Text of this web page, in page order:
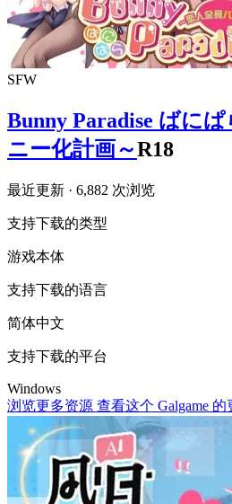
SFW
Bunny Paradise ばに
ニー化計画～R18
最近更新 · 6,882 次浏览
支持下载的类型
游戏本体
支持下载的语言
简体中文
支持下载的平台
Windows
浏览更多资源 查看这个 Galgame